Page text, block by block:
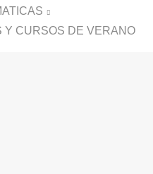
Y CURSOS DE VERANO